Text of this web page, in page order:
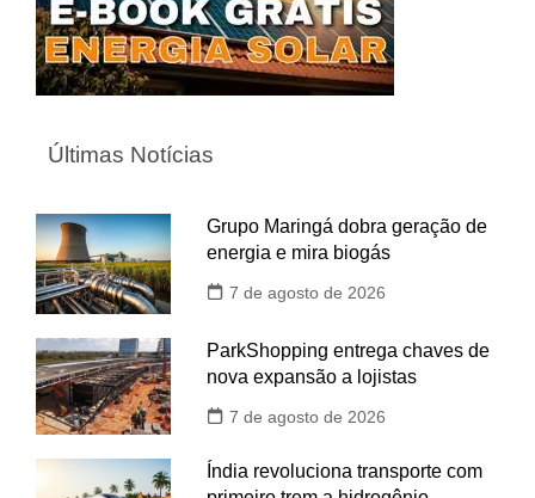
Últimas Notícias
Grupo Maringá dobra geração de
energia e mira biogás
7 de agosto de 2026
ParkShopping entrega chaves de
nova expansão a lojistas
7 de agosto de 2026
Índia revoluciona transporte com